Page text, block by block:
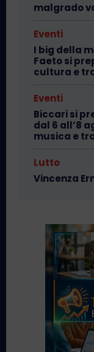
malgrado
Eventi
I big della
Faeto si
cultura e
Eventi
Biccari si
dal 6 all’8
musica e
Lutto
Vincenza